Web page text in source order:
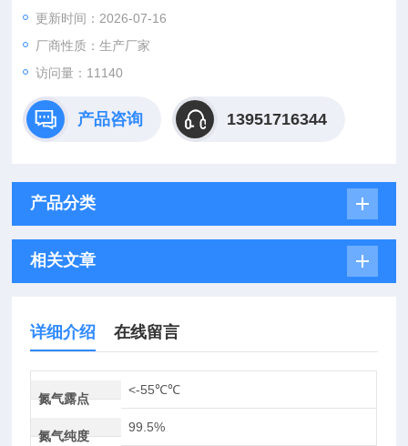
更新时间：2026-07-16
厂商性质：生产厂家
访问量：11140
产品咨询 13951716344
产品分类
相关文章
详细介绍 在线留言
氮气露点
<-55℃℃
氮气纯度
99.5%